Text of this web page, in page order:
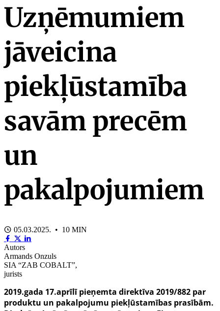
Uzņēmumiem
jāveicina
piekļūstamība
savām precēm
un
pakalpojumiem
05.03.2025. • 10 MIN
Autors
Armands Onzuls
SIA “ZAB COBALT”,
jurists
2019.gada 17.aprīlī pieņemta direktīva 2019/882 par
produktu un pakalpojumu piekļūstamības prasībām.